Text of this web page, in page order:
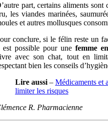
part, certains aliments
les viandes marinées,
et autres mollusques
conclure, si le félin reste un
possible pour une femme
avec son chat, tout en
bien les conseils
Lire aussi– Médicaments et
limiter les risques
R. Pharmacienne